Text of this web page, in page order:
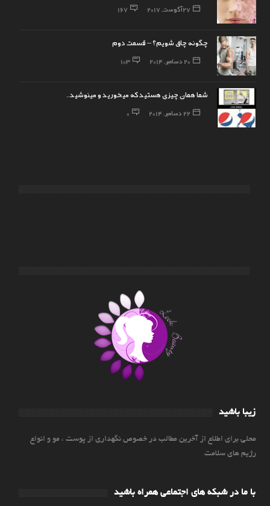
27 آگوست, 2017 167
چگونه چاق شویم؟ – قسمت دوم
20 دسامبر, 2014 103
شما همان چیزی هستید که میخورید و مینوشید..
22 دسامبر, 2014 0
زیبا باشید
محلی برای اطلاع از آخرین مطالب در خصوص نگهداری از پوست ، مو و انواع
رژیم های سلامت
با ما در شبکه های اجتماعی همراه باشید